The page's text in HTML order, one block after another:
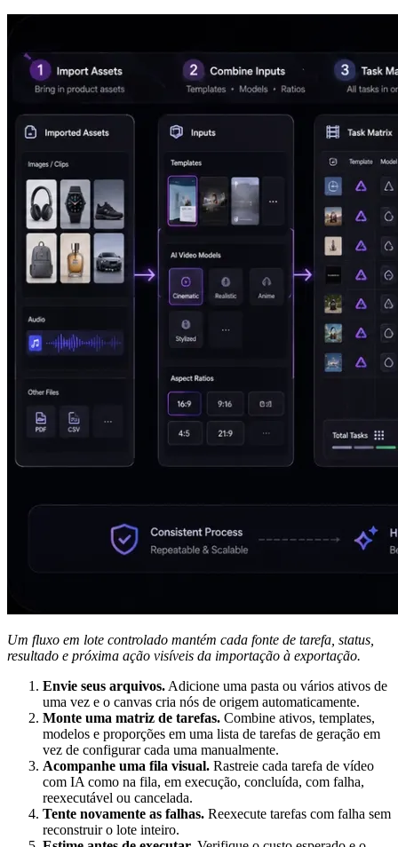
Um fluxo em lote controlado mantém cada fonte de tarefa, status,
resultado e próxima ação visíveis da importação à exportação.
Envie seus arquivos. Adicione uma pasta ou vários ativos de
uma vez e o canvas cria nós de origem automaticamente.
Monte uma matriz de tarefas. Combine ativos, templates,
modelos e proporções em uma lista de tarefas de geração em
vez de configurar cada uma manualmente.
Acompanhe uma fila visual. Rastreie cada tarefa de vídeo
com IA como na fila, em execução, concluída, com falha,
reexecutável ou cancelada.
Tente novamente as falhas. Reexecute tarefas com falha sem
reconstruir o lote inteiro.